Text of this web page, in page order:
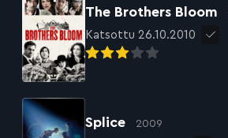
The Brothers Bloom
Katsottu 26.10.2010
Splice 2009